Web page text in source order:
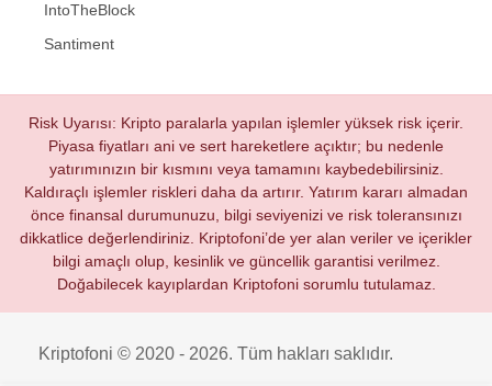
IntoTheBlock
Santiment
Risk Uyarısı: Kripto paralarla yapılan işlemler yüksek risk içerir.
Piyasa fiyatları ani ve sert hareketlere açıktır; bu nedenle
yatırımınızın bir kısmını veya tamamını kaybedebilirsiniz.
Kaldıraçlı işlemler riskleri daha da artırır. Yatırım kararı almadan
önce finansal durumunuzu, bilgi seviyenizi ve risk toleransınızı
dikkatlice değerlendiriniz. Kriptofoni’de yer alan veriler ve içerikler
bilgi amaçlı olup, kesinlik ve güncellik garantisi verilmez.
Doğabilecek kayıplardan Kriptofoni sorumlu tutulamaz.
Kriptofoni © 2020 - 2026. Tüm hakları saklıdır.